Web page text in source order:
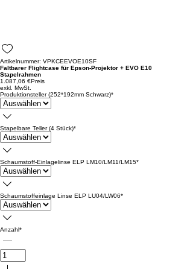
Artikelnummer: VPKCEEVOE10SF
Faltbarer Flightcase für Epson-Projektor + EVO E10
Stapelrahmen
1.087,06 €Preis
exkl. MwSt.
Produktionsteller (252*192mm Schwarz)*
Stapelbare Teller (4 Stück)*
Schaumstoff-Einlagelinse ELP LM10/LM11/LM15*
Schaumstoffeinlage Linse ELP LU04/LW06*
Anzahl *